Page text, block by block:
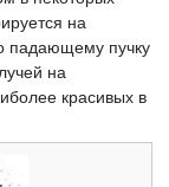
на
падающему пучку
на
красивых в